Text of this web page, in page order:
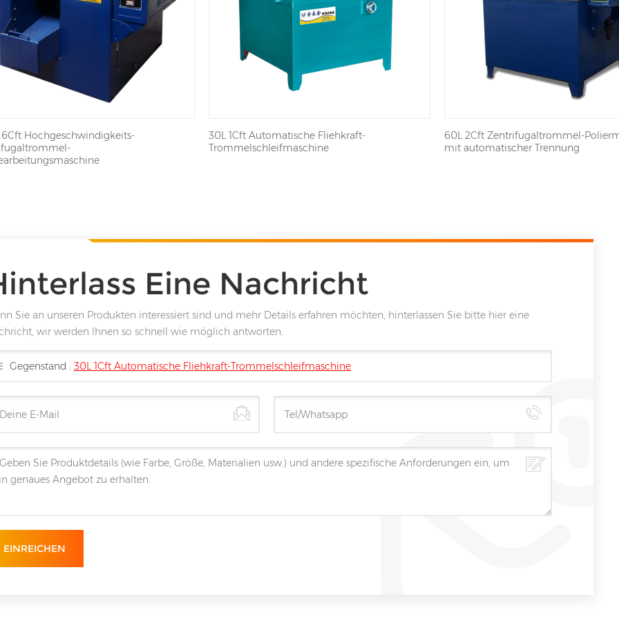
Hochgeschwindigkeits-
30L 1Cft Automatische Fliehkraft-
Trommelschleifmaschine
60L 2Cft Zentrifugaltrommel-
mit automatischer Trennung
Eine Nachricht
Sie an unseren Produkten interessiert sind und mehr Details erfahren möchten, hinterlassen Sie bitte hier eine
wir werden Ihnen so schnell wie möglich antworten.
Gegenstand : 30L 1Cft Automatische Fliehkraft-Trommelschleifmaschine